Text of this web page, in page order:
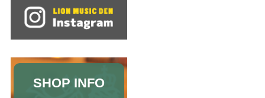
SHOP INFO